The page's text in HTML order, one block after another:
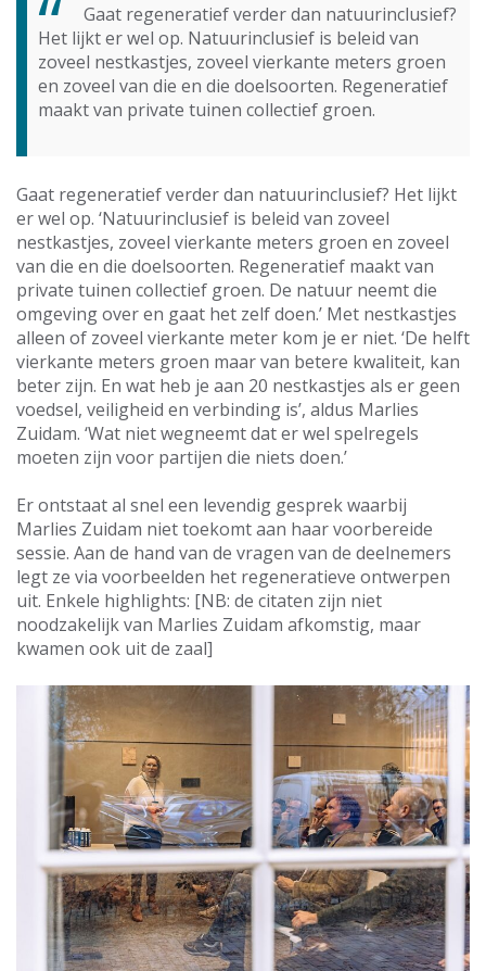
Gaat regeneratief verder dan natuurinclusief?
Het lijkt er wel op. Natuurinclusief is beleid van
zoveel nestkastjes, zoveel vierkante meters groen
en zoveel van die en die doelsoorten. Regeneratief
maakt van private tuinen collectief groen.
Gaat regeneratief verder dan natuurinclusief? Het lijkt
er wel op. ‘Natuurinclusief is beleid van zoveel
nestkastjes, zoveel vierkante meters groen en zoveel
van die en die doelsoorten. Regeneratief maakt van
private tuinen collectief groen. De natuur neemt die
omgeving over en gaat het zelf doen.’ Met nestkastjes
alleen of zoveel vierkante meter kom je er niet. ‘De helft
vierkante meters groen maar van betere kwaliteit, kan
beter zijn. En wat heb je aan 20 nestkastjes als er geen
voedsel, veiligheid en verbinding is’, aldus Marlies
Zuidam. ‘Wat niet wegneemt dat er wel spelregels
moeten zijn voor partijen die niets doen.’
Er ontstaat al snel een levendig gesprek waarbij
Marlies Zuidam niet toekomt aan haar voorbereide
sessie. Aan de hand van de vragen van de deelnemers
legt ze via voorbeelden het regeneratieve ontwerpen
uit. Enkele highlights: [NB: de citaten zijn niet
noodzakelijk van Marlies Zuidam afkomstig, maar
kwamen ook uit de zaal]